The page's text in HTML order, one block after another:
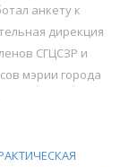
анкету к
дирекция
СГЦСЗР и
мэрии города